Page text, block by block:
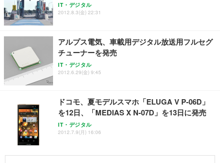
IT・デジタル
2012.8.3(金) 22:31
アルプス電気、車載用デジタル放送用フルセグ
チューナーを発売
IT・デジタル
2012.6.29(金) 9:45
ドコモ、夏モデルスマホ「ELUGA V P-06D」
を12日、「MEDIAS X N-07D」を13日に発売
IT・デジタル
2012.7.9(月) 16:06